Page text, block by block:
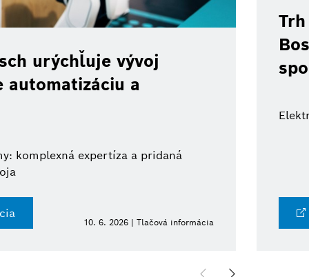
urýchľuje vývoj
a
komplexná expertíza a pridaná
10. 6. 2026 | Tlačová informácia